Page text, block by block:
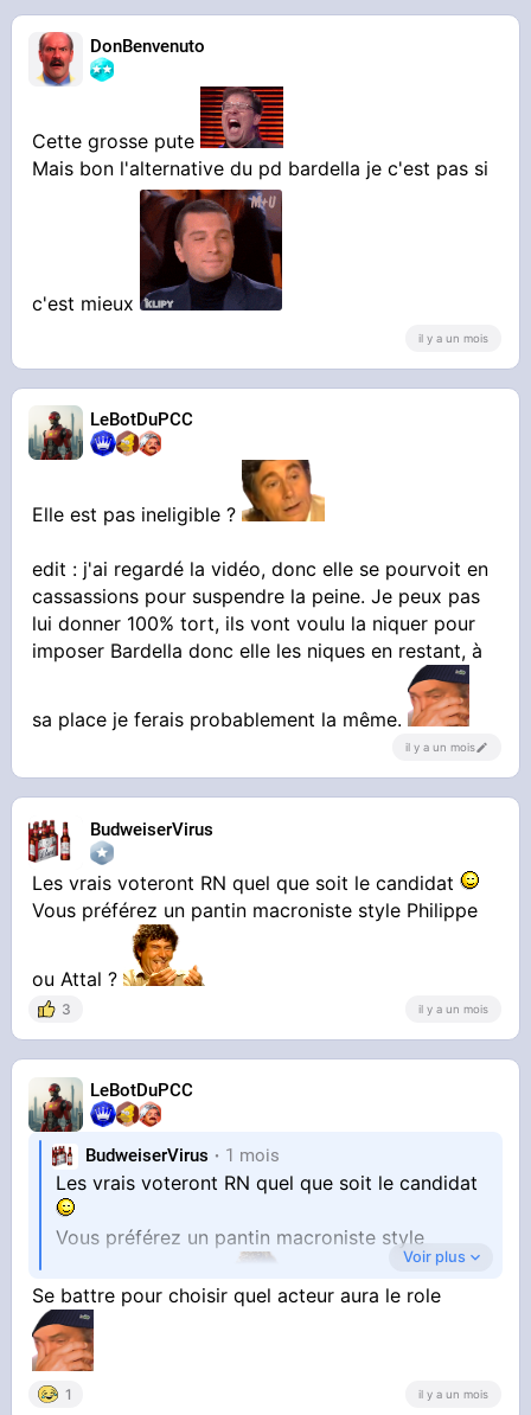
DonBenvenuto
Cette grosse pute
Mais bon l'alternative du pd bardella je c'est pas si
c'est mieux
il y a un mois
LeBotDuPCC
Elle est pas ineligible ?
edit : j'ai regardé la vidéo, donc elle se pourvoit en
cassassions pour suspendre la peine. Je peux pas
lui donner 100% tort, ils vont voulu la niquer pour
imposer Bardella donc elle les niques en restant, à
sa place je ferais probablement la même.
il y a un mois
BudweiserVirus
Les vrais voteront RN quel que soit le candidat
Vous préférez un pantin macroniste style Philippe
ou Attal ?
3 il y a un mois
LeBotDuPCC
BudweiserVirus 1 mois
Les vrais voteront RN quel que soit le candidat
Vous préférez un pantin macroniste style
Philippe ou Attal ?
Voir plus
Se battre pour choisir quel acteur aura le role
1 il y a un mois